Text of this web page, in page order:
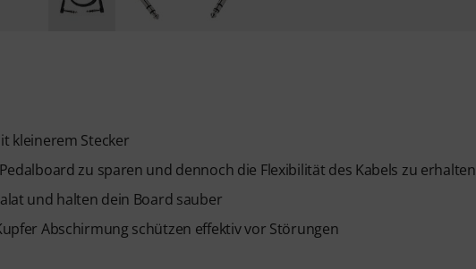
kleinerem Stecker
zu sparen und dennoch die Flexibilität des Kabels zu erhalten
und halten dein Board sauber
Abschirmung schützen effektiv vor Störungen